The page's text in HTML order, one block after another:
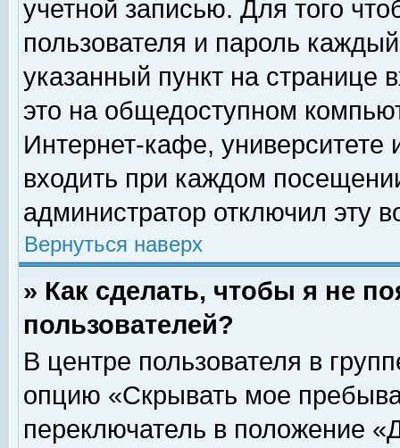
учетной записью. Для того
пользователя и пароль
указанный пункт на
это на общедоступном
Интернет-кафе, университете
входить при каждом
администратор отключил эту
Вернуться наверх
» Как сделать, чтобы я не
пользователей?
В центре пользователя в
опцию «Скрывать мое
переключатель в положение